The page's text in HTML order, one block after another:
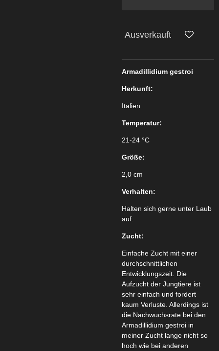
Ausverkauft
Armadillidium gestroi
Herkunft:
Italien
Temperatur:
21-24 °C
Größe:
2,0 cm
Verhalten:
Halten sich gerne unter Laub
auf.
Zucht:
Einfache Zucht mit einer
durchschnittlichen
Entwicklungszeit. Die
Aufzucht der Jungtiere ist
sehr einfach und fordert
kaum Verluste. Allerdings ist
die Nachwuchsrate bei den
Armadillidium gestroi in
meiner Zucht lange nicht so
hoch wie bei anderen